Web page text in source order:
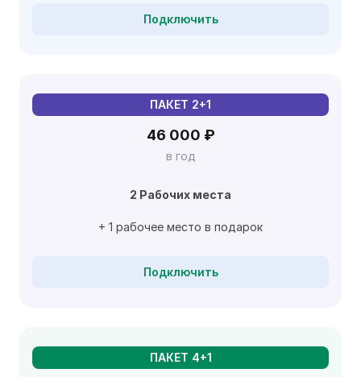
Подключить
ПАКЕТ 2+1
46 000 ₽
в год
2 Рабочих места
+ 1 рабочее место в подарок
Подключить
ПАКЕТ 4+1